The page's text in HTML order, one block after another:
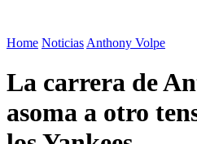
Home Noticias Anthony Volpe
La carrera de
asoma a otro